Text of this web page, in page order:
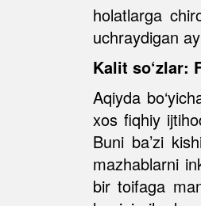
holatlarga
uchraydigan
Kalit so‘zlar:
Aqiyda
xos fiqhiy
Buni ba’zi
mazhablarni
bir toifaga